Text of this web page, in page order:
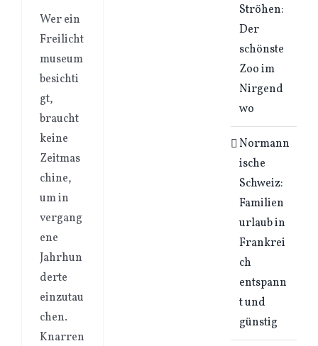
Wer ein
Freilicht
museum
besichti
gt,
braucht
keine
Zeitmas
chine,
um in
vergang
ene
Jahrhun
derte
einzutau
chen.
Knarren
Ströhen:
Der
schönste
Zoo im
Nirgend
wo
Normann
ische
Schweiz:
Familien
urlaub in
Frankrei
ch
entspann
t und
günstig